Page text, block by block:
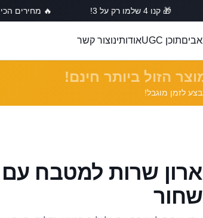
🔥 מחירים הכי זולים
תוכן UGC אודותינוצור קשר
הזול ביותר חינם!
לזמן מוגבל!
ארון שרות למטבח עם
שחור